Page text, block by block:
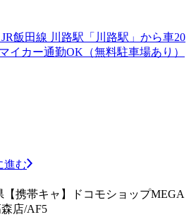
飯田線 川路駅「川路駅」から車20
イカー通勤OK（無料駐車場あり）
進む
携帯キャ】ドコモショップMEGA
店/AF5